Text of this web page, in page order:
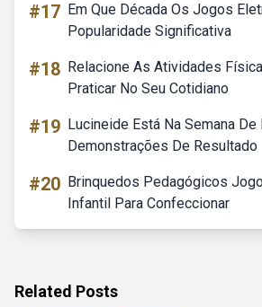
#17 Em Que Década Os Jogos
Popularidade Significativa
#18 Relacione As Atividades
Praticar No Seu Cotidiano
#19 Lucineide Está Na Semana
Demonstrações De Resultado
#20 Brinquedos Pedagógicos
Infantil Para Confeccionar
Related Posts